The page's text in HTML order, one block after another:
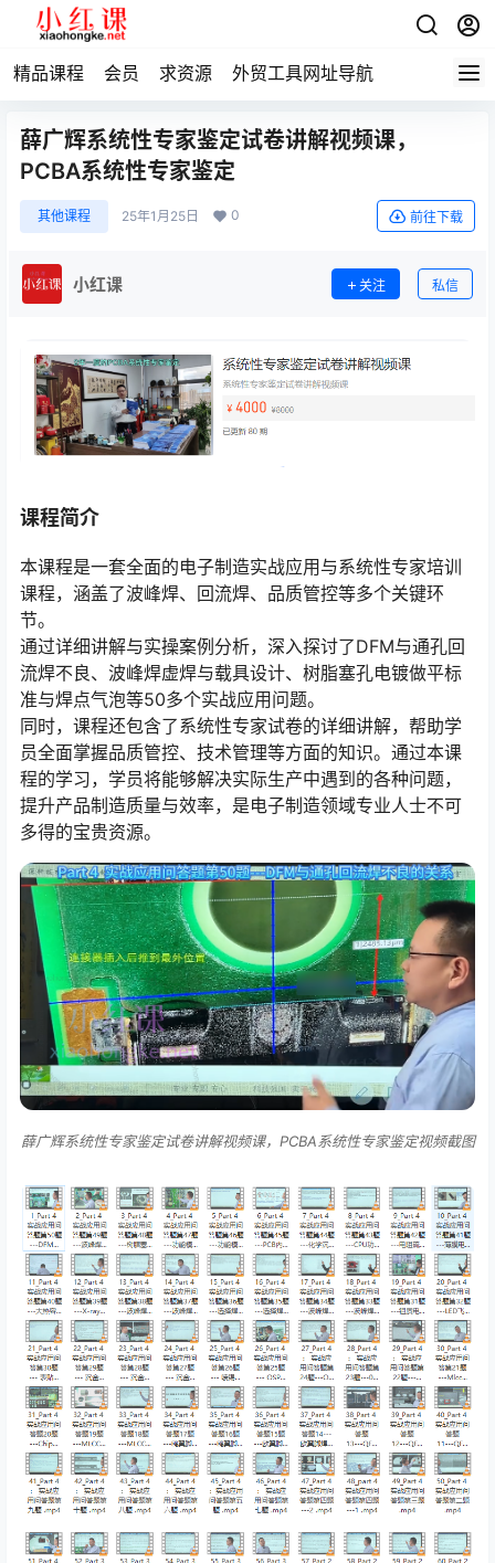
精品课程 会员 求资源 外贸工具网址导航
薛广辉系统性专家鉴定试卷讲解视频课，
PCBA系统性专家鉴定
其他课程 25年1月25日 0 前往下载
小红课 关注 私信
课程简介
本课程是一套全面的电子制造实战应用与系统性专家培训
课程，涵盖了波峰焊、回流焊、品质管控等多个关键环
节。
通过详细讲解与实操案例分析，深入探讨了DFM与通孔回
流焊不良、波峰焊虚焊与载具设计、树脂塞孔电镀做平标
准与焊点气泡等50多个实战应用问题。
同时，课程还包含了系统性专家试卷的详细讲解，帮助学
员全面掌握品质管控、技术管理等方面的知识。通过本课
程的学习，学员将能够解决实际生产中遇到的各种问题，
提升产品制造质量与效率，是电子制造领域专业人士不可
多得的宝贵资源。
薛广辉系统性专家鉴定试卷讲解视频课，PCBA系统性专家鉴定视频截图